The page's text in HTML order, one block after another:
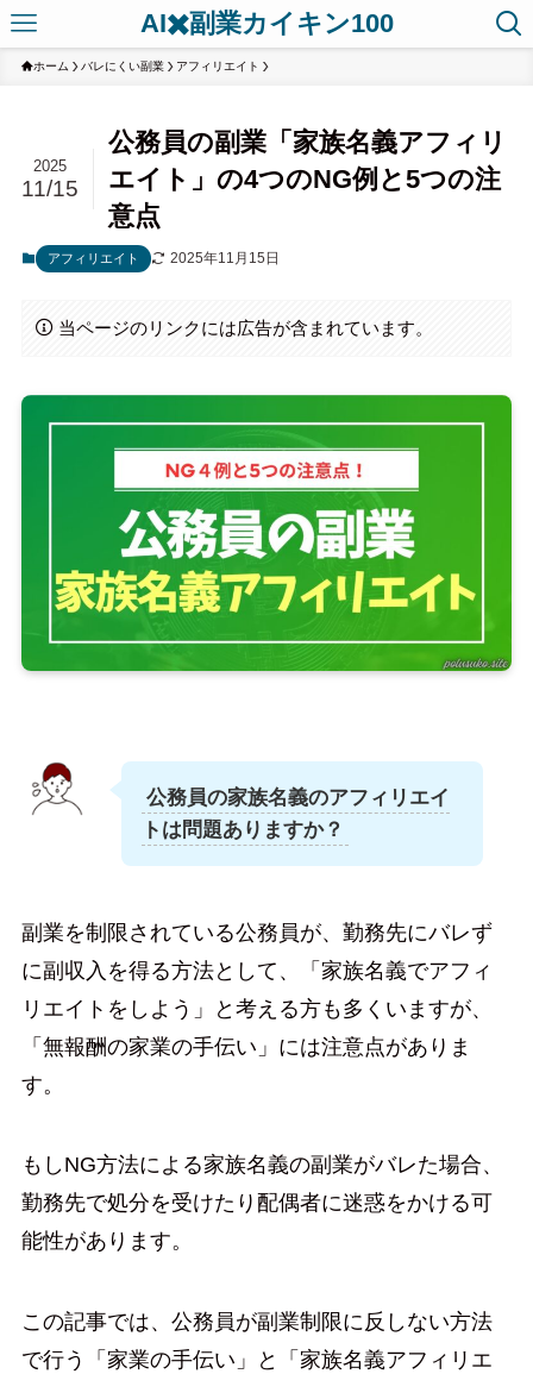
AI✖️副業カイキン100
ホーム バレにくい副業 アフィリエイト
公務員の副業「家族名義アフィリ
エイト」の4つのNG例と5つの注
意点
2025
11/15
アフィリエイト 2025年11月15日
当ページのリンクには広告が含まれています。
公務員の家族名義のアフィリエイ
トは問題ありますか？
副業を制限されている公務員が、勤務先にバレず
に副収入を得る方法として、「家族名義でアフィ
リエイトをしよう」と考える方も多くいますが、
「無報酬の家業の手伝い」には注意点がありま
す。
もしNG方法による家族名義の副業がバレた場合、
勤務先で処分を受けたり配偶者に迷惑をかける可
能性があります。
この記事では、公務員が副業制限に反しない方法
で行う「家業の手伝い」と「家族名義アフィリエ